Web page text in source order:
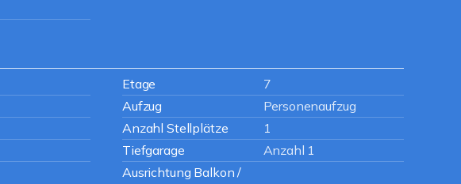
Etage
7
Aufzug
Personenaufzug
Anzahl Stellplätze
1
Tiefgarage
Anzahl 1
Ausrichtung Balkon /